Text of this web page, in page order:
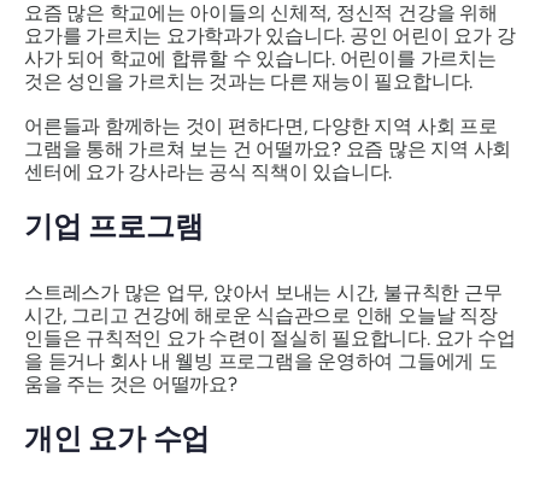
요즘 많은 학교에는 아이들의 신체적, 정신적 건강을 위해
요가를 가르치는 요가학과가 있습니다. 공인 어린이 요가 강
사가 되어 학교에 합류할 수 있습니다. 어린이를 가르치는
것은 성인을 가르치는 것과는 다른 재능이 필요합니다.
어른들과 함께하는 것이 편하다면, 다양한 지역 사회 프로
그램을 통해 가르쳐 보는 건 어떨까요? 요즘 많은 지역 사회
센터에 요가 강사라는 공식 직책이 있습니다.
기업 프로그램
스트레스가 많은 업무, 앉아서 보내는 시간, 불규칙한 근무
시간, 그리고 건강에 해로운 식습관으로 인해 오늘날 직장
인들은 규칙적인 요가 수련이 절실히 필요합니다. 요가 수업
을 듣거나 회사 내 웰빙 프로그램을 운영하여 그들에게 도
움을 주는 것은 어떨까요?
개인 요가 수업